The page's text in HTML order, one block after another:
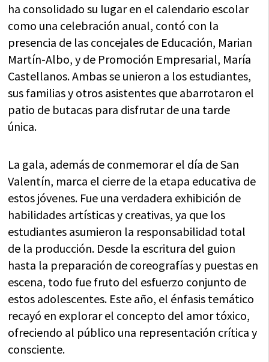
ha consolidado su lugar en el calendario escolar
como una celebración anual, contó con la
presencia de las concejales de Educación, Marian
Martín-Albo, y de Promoción Empresarial, María
Castellanos. Ambas se unieron a los estudiantes,
sus familias y otros asistentes que abarrotaron el
patio de butacas para disfrutar de una tarde
única.
La gala, además de conmemorar el día de San
Valentín, marca el cierre de la etapa educativa de
estos jóvenes. Fue una verdadera exhibición de
habilidades artísticas y creativas, ya que los
estudiantes asumieron la responsabilidad total
de la producción. Desde la escritura del guion
hasta la preparación de coreografías y puestas en
escena, todo fue fruto del esfuerzo conjunto de
estos adolescentes. Este año, el énfasis temático
recayó en explorar el concepto del amor tóxico,
ofreciendo al público una representación crítica y
consciente.